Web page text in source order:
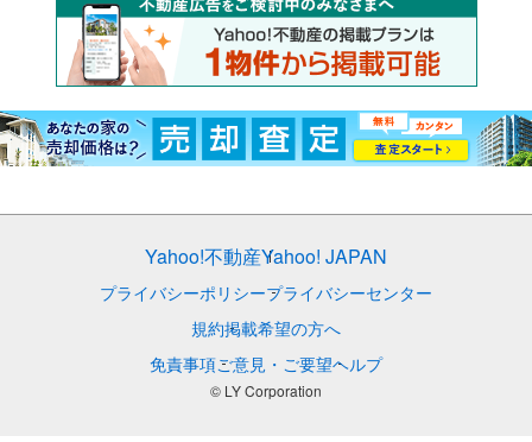
Yahoo!不動産Yahoo! JAPAN
プライバシーポリシープライバシーセンター
規約掲載希望の方へ
免責事項ご意見・ご要望ヘルプ
© LY Corporation